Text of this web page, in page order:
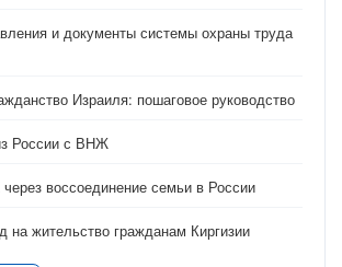
и документы системы охраны труда
Израиля: пошаговое руководство
России с ВНЖ
воссоединение семьи в России
на жительство гражданам Киргизии